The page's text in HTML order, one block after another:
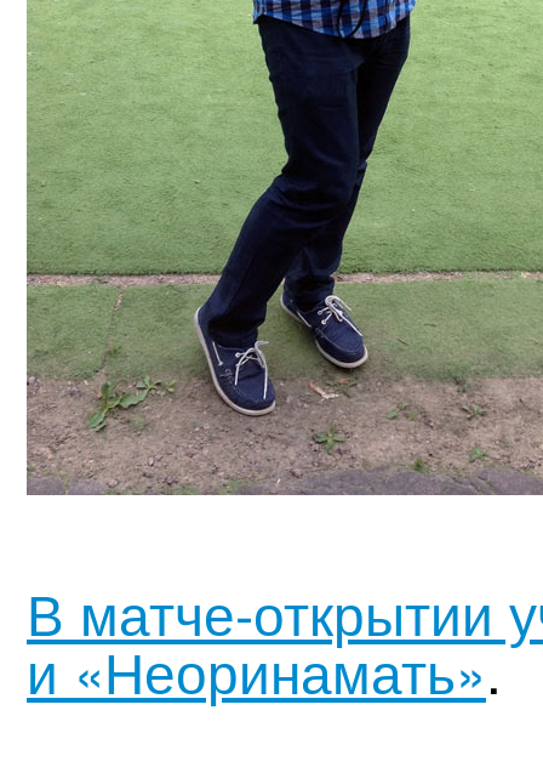
В матче-открытии
и «Неоринамать».